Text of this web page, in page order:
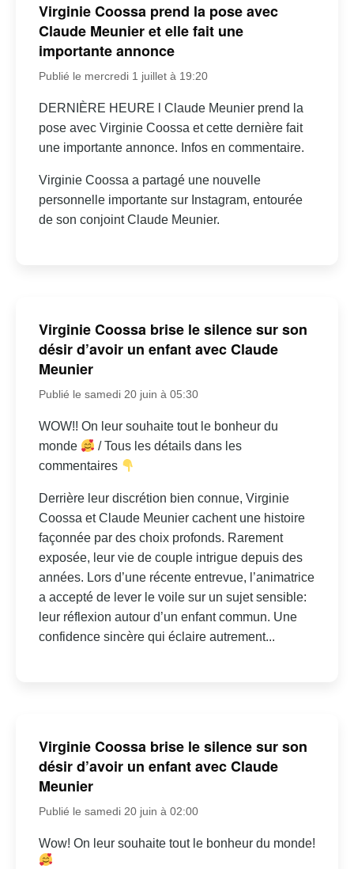
Virginie Coossa prend la pose avec
Claude Meunier et elle fait une
importante annonce
Publié le mercredi 1 juillet à 19:20
DERNIÈRE HEURE l Claude Meunier prend la
pose avec Virginie Coossa et cette dernière fait
une importante annonce. Infos en commentaire.
Virginie Coossa a partagé une nouvelle
personnelle importante sur Instagram, entourée
de son conjoint Claude Meunier.
Virginie Coossa brise le silence sur son
désir d’avoir un enfant avec Claude
Meunier
Publié le samedi 20 juin à 05:30
WOW!! On leur souhaite tout le bonheur du
monde
/ Tous les détails dans les
commentaires
Derrière leur discrétion bien connue, Virginie
Coossa et Claude Meunier cachent une histoire
façonnée par des choix profonds. Rarement
exposée, leur vie de couple intrigue depuis des
années. Lors d’une récente entrevue, l’animatrice
a accepté de lever le voile sur un sujet sensible:
leur réflexion autour d’un enfant commun. Une
confidence sincère qui éclaire autrement...
Virginie Coossa brise le silence sur son
désir d’avoir un enfant avec Claude
Meunier
Publié le samedi 20 juin à 02:00
Wow! On leur souhaite tout le bonheur du monde!